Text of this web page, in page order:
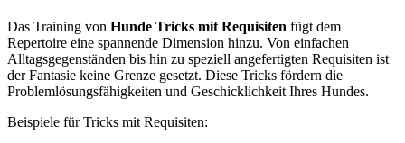
Das Training von Hunde Tricks mit Requisiten fügt dem
Repertoire eine spannende Dimension hinzu. Von einfachen
Alltagsgegenständen bis hin zu speziell angefertigten Requisiten ist
der Fantasie keine Grenze gesetzt. Diese Tricks fördern die
Problemlösungsfähigkeiten und Geschicklichkeit Ihres Hundes.
Beispiele für Tricks mit Requisiten: